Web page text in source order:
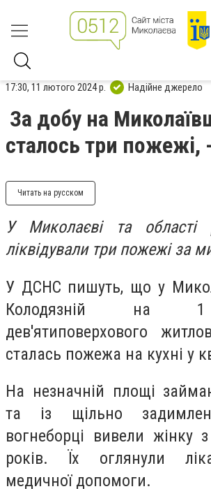
17:30, 11 лютого 2024 р. Надійне джерело
За добу на
сталось три
Читать на русском
У Миколаєві та області
ліквідували три пожежі за
У ДСНС пишуть, що у
Колодязній на 1
дев'ятиповерхового
сталась пожежа на кухні у
На незначній площі
та із щільно
вогнеборці вивели жінку
років. Їх оглянули
медичної допомоги.